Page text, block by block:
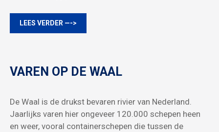
LEES VERDER —->
VAREN OP DE WAAL
De Waal is de drukst bevaren rivier van Nederland.
Jaarlijks varen hier ongeveer 120.000 schepen heen
en weer, vooral containerschepen die tussen de